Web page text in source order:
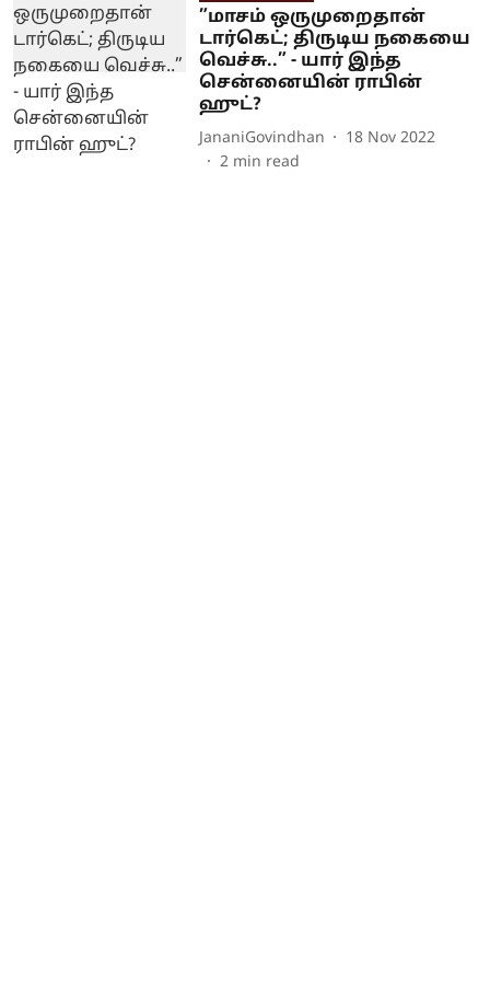
”மாசம் ஒருமுறைதான்
டார்கெட்; திருடிய நகையை
வெச்சு..” - யார் இந்த
சென்னையின் ராபின்
ஹுட்?
JananiGovindhan
18 Nov 2022
2 min read